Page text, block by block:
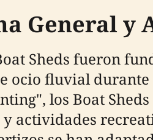
General y
Sheds fueron
ocio fluvial
los Boat
actividades